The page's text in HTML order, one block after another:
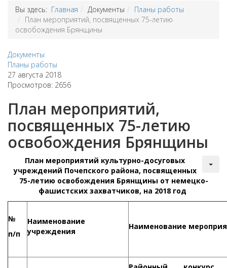
Вы здесь: Главная Документы
Планы работы
План мероприятий, посвященных 75-летию
освобождения Брянщины
Документы
Планы работы
27 августа 2018
Просмотров: 2656
План мероприятий,
посвященных 75-летию
освобождения Брянщины
План мероприятий культурно-досуговых
учреждений Почепского района, посвященных
75-летию освобождения Брянщины от немецко-
фашистских захватчиков, на 2018 год
№
п/п
Наименование
учреждения
Наименование